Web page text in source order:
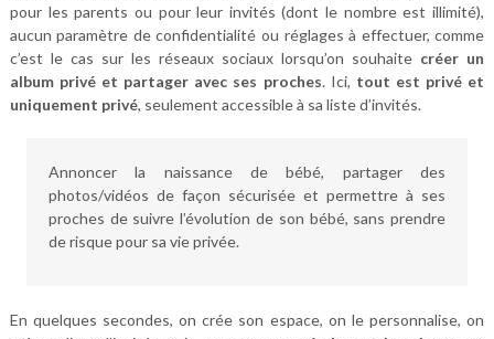
pour les parents ou pour leur invités (dont le nombre est illimité),
aucun paramètre de confidentialité ou réglages à effectuer, comme
c’est le cas sur les réseaux sociaux lorsqu’on souhaite créer un
album privé et partager avec ses proches. Ici, tout est privé et
uniquement privé, seulement accessible à sa liste d’invités.
Annoncer la naissance de bébé, partager des
photos/vidéos de façon sécurisée et permettre à ses
proches de suivre l’évolution de son bébé, sans prendre
de risque pour sa vie privée.
En quelques secondes, on crée son espace, on le personnalise, on